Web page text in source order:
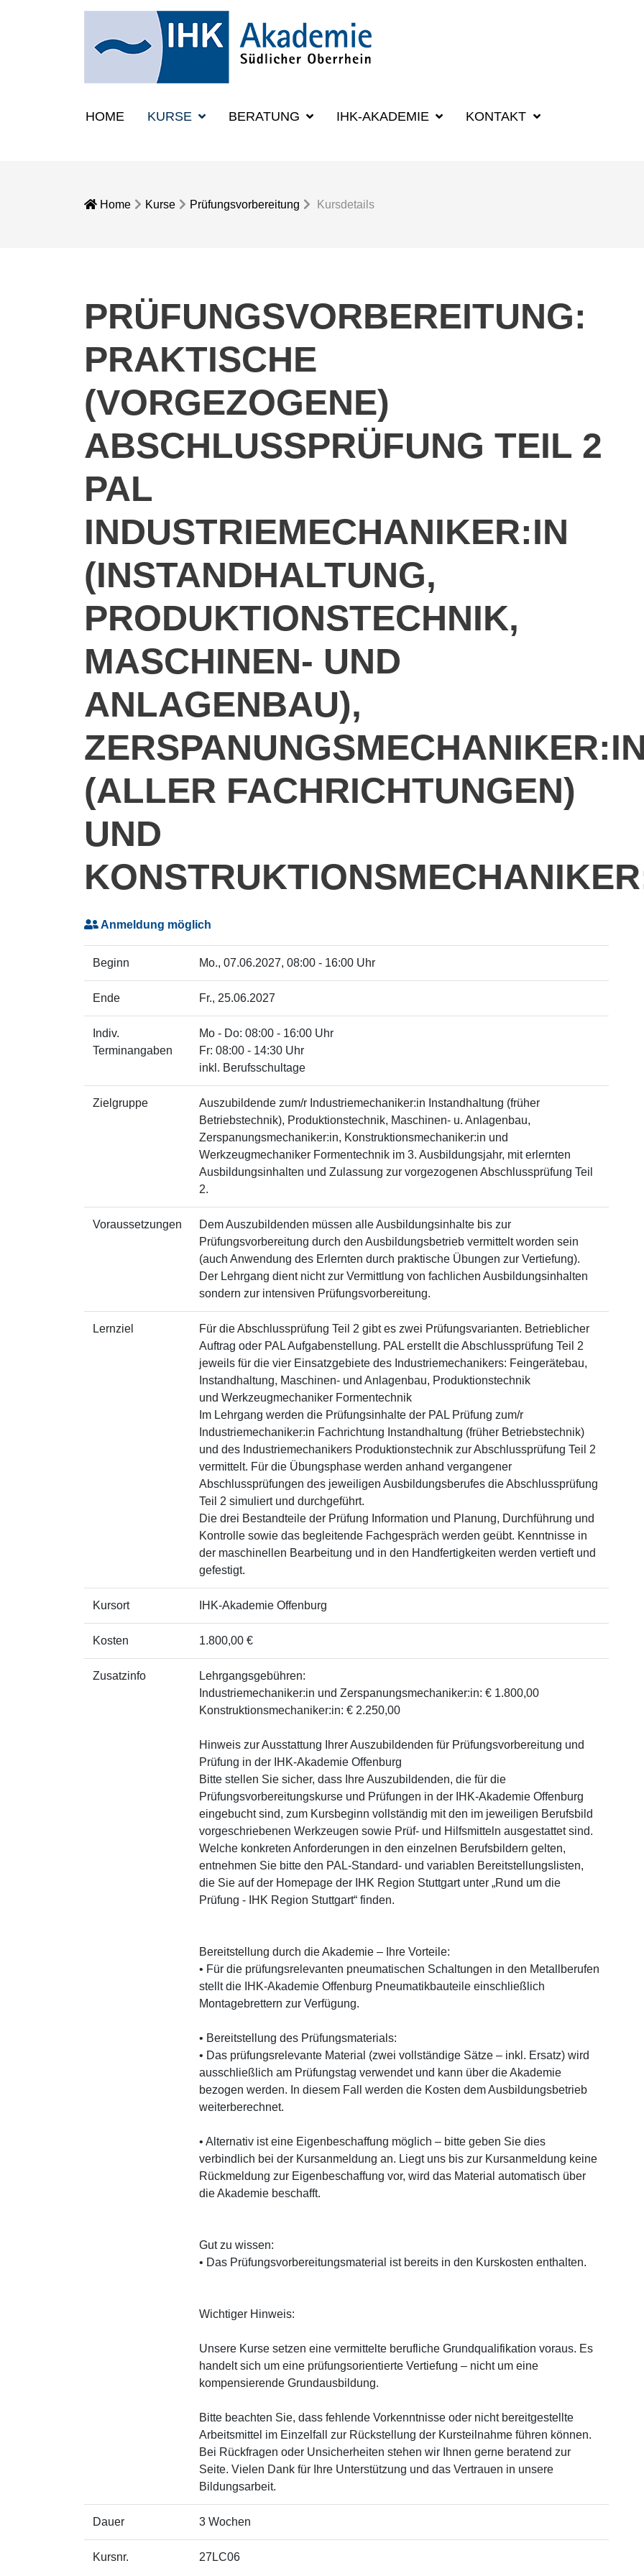
HOME KURSE BERATUNG IHK-AKADEMIE KONTAKT
Home Kurse Prüfungsvorbereitung Kursdetails
PRÜFUNGSVORBEREITUNG:
PRAKTISCHE
(VORGEZOGENE)
ABSCHLUSSPRÜFUNG TEIL 2
PAL
INDUSTRIEMECHANIKER:IN
(INSTANDHALTUNG,
PRODUKTIONSTECHNIK,
MASCHINEN- UND
ANLAGENBAU),
(ALLER FACHRICHTUNGEN)
UND
Anmeldung möglich
Beginn Mo., 07.06.2027, 08:00 - 16:00 Uhr
Ende Fr., 25.06.2027
Indiv.
Terminangaben
Mo - Do: 08:00 - 16:00 Uhr
Fr: 08:00 - 14:30 Uhr
inkl. Berufsschultage
Zielgruppe
Auszubildende zum/r Industriemechaniker:in Instandhaltung (früher
Betriebstechnik), Produktionstechnik, Maschinen- u. Anlagenbau,
Zerspanungsmechaniker:in, Konstruktionsmechaniker:in und
Werkzeugmechaniker Formentechnik im 3. Ausbildungsjahr, mit erlernten
Ausbildungsinhalten und Zulassung zur vorgezogenen Abschlussprüfung Teil
2.
Voraussetzungen
Dem Auszubildenden müssen alle Ausbildungsinhalte bis zur
Prüfungsvorbereitung durch den Ausbildungsbetrieb vermittelt worden sein
(auch Anwendung des Erlernten durch praktische Übungen zur Vertiefung).
Der Lehrgang dient nicht zur Vermittlung von fachlichen Ausbildungsinhalten
sondern zur intensiven Prüfungsvorbereitung.
Lernziel
Für die Abschlussprüfung Teil 2 gibt es zwei Prüfungsvarianten. Betrieblicher
Auftrag oder PAL Aufgabenstellung. PAL erstellt die Abschlussprüfung Teil 2
jeweils für die vier Einsatzgebiete des Industriemechanikers: Feingerätebau,
Instandhaltung, Maschinen- und Anlagenbau, Produktionstechnik
und Werkzeugmechaniker Formentechnik
Im Lehrgang werden die Prüfungsinhalte der PAL Prüfung zum/r
Industriemechaniker:in Fachrichtung Instandhaltung (früher Betriebstechnik)
und des Industriemechanikers Produktionstechnik zur Abschlussprüfung Teil 2
vermittelt. Für die Übungsphase werden anhand vergangener
Abschlussprüfungen des jeweiligen Ausbildungsberufes die Abschlussprüfung
Teil 2 simuliert und durchgeführt.
Die drei Bestandteile der Prüfung Information und Planung, Durchführung und
Kontrolle sowie das begleitende Fachgespräch werden geübt. Kenntnisse in
der maschinellen Bearbeitung und in den Handfertigkeiten werden vertieft und
gefestigt.
Kursort IHK-Akademie Offenburg
Kosten 1.800,00 €
Zusatzinfo
Lehrgangsgebühren:
Industriemechaniker:in und Zerspanungsmechaniker:in: € 1.800,00
Konstruktionsmechaniker:in: € 2.250,00
Hinweis zur Ausstattung Ihrer Auszubildenden für Prüfungsvorbereitung und
Prüfung in der IHK-Akademie Offenburg
Bitte stellen Sie sicher, dass Ihre Auszubildenden, die für die
Prüfungsvorbereitungskurse und Prüfungen in der IHK-Akademie Offenburg
eingebucht sind, zum Kursbeginn vollständig mit den im jeweiligen Berufsbild
vorgeschriebenen Werkzeugen sowie Prüf- und Hilfsmitteln ausgestattet sind.
Welche konkreten Anforderungen in den einzelnen Berufsbildern gelten,
entnehmen Sie bitte den PAL-Standard- und variablen Bereitstellungslisten,
die Sie auf der Homepage der IHK Region Stuttgart unter „Rund um die
Prüfung - IHK Region Stuttgart“ finden.
Bereitstellung durch die Akademie – Ihre Vorteile:
• Für die prüfungsrelevanten pneumatischen Schaltungen in den Metallberufen
stellt die IHK-Akademie Offenburg Pneumatikbauteile einschließlich
Montagebrettern zur Verfügung.
• Bereitstellung des Prüfungsmaterials:
• Das prüfungsrelevante Material (zwei vollständige Sätze – inkl. Ersatz) wird
ausschließlich am Prüfungstag verwendet und kann über die Akademie
bezogen werden. In diesem Fall werden die Kosten dem Ausbildungsbetrieb
weiterberechnet.
• Alternativ ist eine Eigenbeschaffung möglich – bitte geben Sie dies
verbindlich bei der Kursanmeldung an. Liegt uns bis zur Kursanmeldung keine
Rückmeldung zur Eigenbeschaffung vor, wird das Material automatisch über
die Akademie beschafft.
Gut zu wissen:
• Das Prüfungsvorbereitungsmaterial ist bereits in den Kurskosten enthalten.
Wichtiger Hinweis:
Unsere Kurse setzen eine vermittelte berufliche Grundqualifikation voraus. Es
handelt sich um eine prüfungsorientierte Vertiefung – nicht um eine
kompensierende Grundausbildung.
Bitte beachten Sie, dass fehlende Vorkenntnisse oder nicht bereitgestellte
Arbeitsmittel im Einzelfall zur Rückstellung der Kursteilnahme führen können.
Bei Rückfragen oder Unsicherheiten stehen wir Ihnen gerne beratend zur
Seite. Vielen Dank für Ihre Unterstützung und das Vertrauen in unsere
Bildungsarbeit.
Dauer 3 Wochen
Kursnr. 27LC06